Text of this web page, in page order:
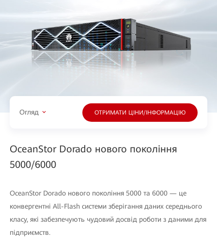
Огляд ОТРИМАТИ ЦІНИ/ІНФОРМАЦІЮ
OceanStor Dorado нового покоління
5000/6000
OceanStor Dorado нового покоління 5000 та 6000 — це
конвергентні All-Flash системи зберігання даних середнього
класу, які забезпечують чудовий досвід роботи з даними для
підприємств.